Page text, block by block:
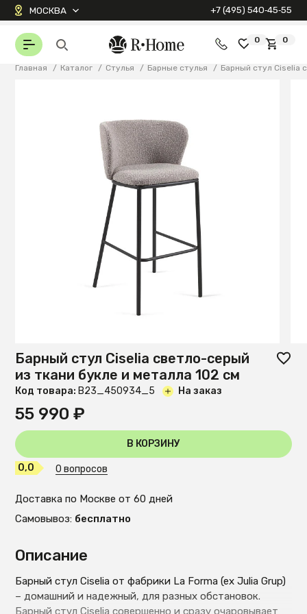
МОСКВА +7 (495) 540‑45‑55
0 0
Главная / Каталог / Стулья / Барные стулья / Барный стул Ciselia
Описание
Барный стул Ciselia от фабрики La Forma (ex Julia Grup)
– домашний и надежный, для разных обстановок.
Барный стул Ciselia совершенно и сразу очаровывает
Барный стул Ciselia светло-серый
из ткани букле и металла 102 см
Код товара: B23_450934_5 На заказ
55 990 ₽
В КОРЗИНУ
0,0 0 вопросов
Доставка по Москве от 60 дней
Самовывоз: бесплатно